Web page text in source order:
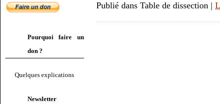
Pourquoi faire un
don ?
Quelques explications
Newsletter
Publié dans Table de dissection |